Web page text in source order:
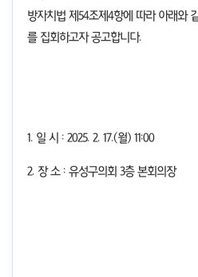
방자치법 제 54조제 4항에 따라 아래와
를 집회하고자 공고합니다.
1. 일 시 : 2025. 2. 17.(월) 11:00
2. 장 소 : 유성구의회 3층 본회의장